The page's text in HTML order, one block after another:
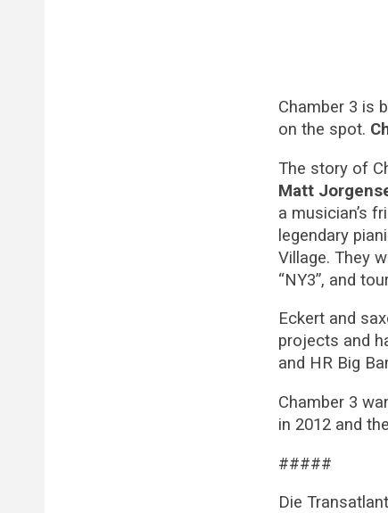
Chamber 3 is
on the spot.
The story of
Matt
a musician’s
legendary
Village. They
“NY3”, and
Eckert and
projects and
and HR Big
Chamber 3
in 2012 and
#####
Die